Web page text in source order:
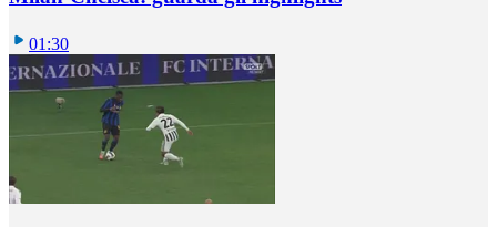
01:30